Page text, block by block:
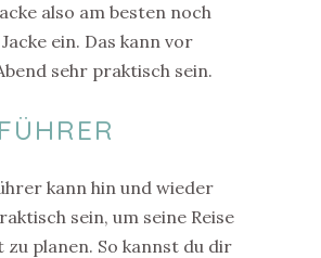
also am besten noch
ein. Das kann vor
sehr praktisch sein.
kann hin und wieder
sein, um seine Reise
planen. So kannst du dir